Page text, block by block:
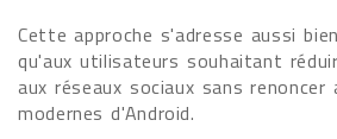
Cette approche s'adresse aussi
qu'aux utilisateurs souhaitant
aux réseaux sociaux sans renoncer
modernes d'Android.